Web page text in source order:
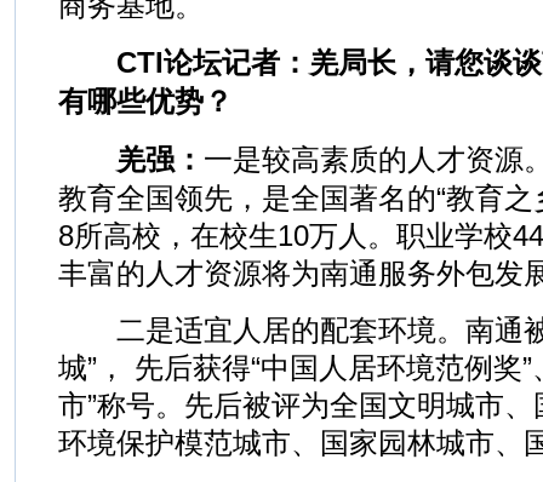
CTI论坛记者：羌局长，请您谈
有哪些优势？
羌强： 一是较高素质的人才资源
教育全国领先，是全国著名的“教育
8所高校，在校生10万人。职业学校
丰富的人才资源将为南通服务外包发
二是适宜人居的配套环境。南通
城”， 先后获得“中国人居环境范例奖
市”称号。先后被评为全国文明城市
环境保护模范城市、国家园林城市、